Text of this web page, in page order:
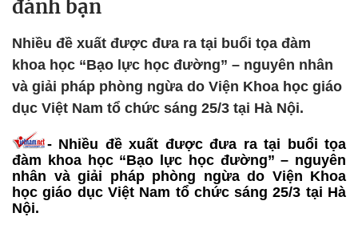
đánh bạn
Nhiều đề xuất được đưa ra tại buổi tọa đàm
khoa học “Bạo lực học đường” – nguyên nhân
và giải pháp phòng ngừa do Viện Khoa học giáo
dục Việt Nam tổ chức sáng 25/3 tại Hà Nội.
- Nhiều đề xuất được đưa ra tại buổi tọa
đàm khoa học “Bạo lực học đường” – nguyên
nhân và giải pháp phòng ngừa do Viện Khoa
học giáo dục Việt Nam tổ chức sáng 25/3 tại Hà
Nội.